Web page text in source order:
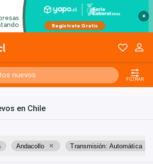
×
FILTRAR
en Chile
Andacollo × Transmisión: Automática
250000+